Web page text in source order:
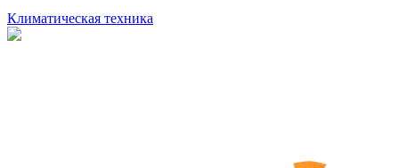
Климатическая техника